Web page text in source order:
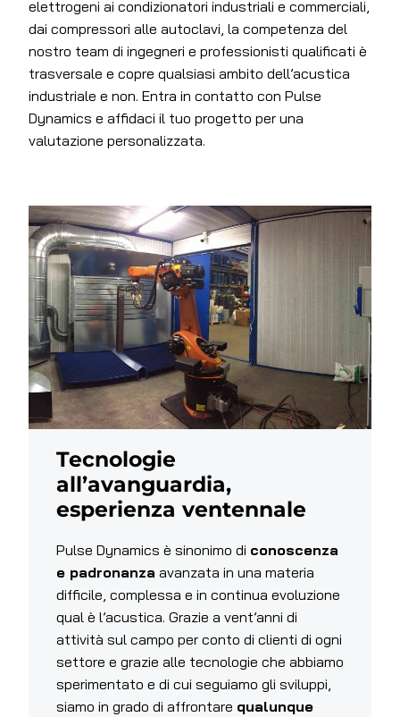
elettrogeni ai condizionatori industriali e commerciali,
dai compressori alle autoclavi, la competenza del
nostro team di ingegneri e professionisti qualificati è
trasversale e copre qualsiasi ambito dell’acustica
industriale e non. Entra in contatto con Pulse
Dynamics e affidaci il tuo progetto per una
valutazione personalizzata.
Tecnologie
all’avanguardia,
esperienza ventennale
Pulse Dynamics è sinonimo di conoscenza
e padronanza avanzata in una materia
difficile, complessa e in continua evoluzione
qual è l’acustica. Grazie a vent’anni di
attività sul campo per conto di clienti di ogni
settore e grazie alle tecnologie che abbiamo
sperimentato e di cui seguiamo gli sviluppi,
siamo in grado di affrontare qualunque